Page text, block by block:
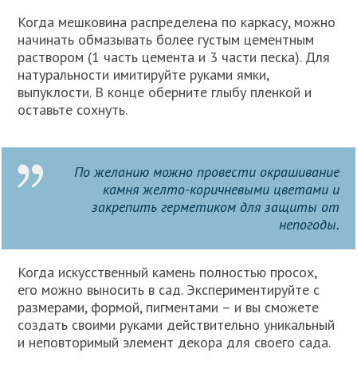
Когда мешковина распределена по каркасу, можно
начинать обмазывать более густым цементным
раствором (1 часть цемента и 3 части песка). Для
натуральности имитируйте руками ямки,
выпуклости. В конце оберните глыбу пленкой и
оставьте сохнуть.
По желанию можно провести окрашивание
камня желто-коричневыми цветами и
закрепить герметиком для защиты от
непогоды.
Когда искусственный камень полностью просох,
его можно выносить в сад. Экспериментируйте с
размерами, формой, пигментами – и вы сможете
создать своими руками действительно уникальный
и неповторимый элемент декора для своего сада.